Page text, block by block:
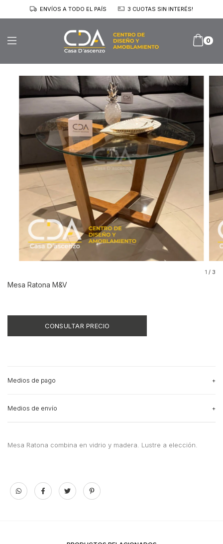
ENVÍOS A TODO EL PAÍS 3 CUOTAS SIN INTERÉS!
0
1 / 3
Mesa Ratona M&V
Medios de pago
Medios de envío
Mesa Ratona combina en vidrio y madera. Lustre a elección.